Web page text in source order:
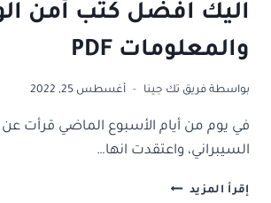
اليك افضل كتب أمن
والمعلومات PDF
بواسطة فريق تك جينا أغسطس 25, 2022
في يوم من أيام الأسبوع الماضي قرأت
السيبراني، واعتقدت انها…
إقرأ المزيد اليك